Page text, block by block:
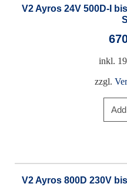
V2 Ayros 24V 500D-I
inkl.
zzgl.
V2 Ayros 800D 230V